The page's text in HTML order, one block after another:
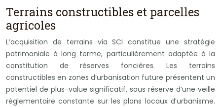
Terrains constructibles et parcelles
agricoles
L’acquisition de terrains via SCI constitue une stratégie
patrimoniale à long terme, particulièrement adaptée à la
constitution de réserves foncières. Les terrains
constructibles en zones d’urbanisation future présentent un
potentiel de plus-value significatif, sous réserve d’une veille
réglementaire constante sur les plans locaux d’urbanisme.